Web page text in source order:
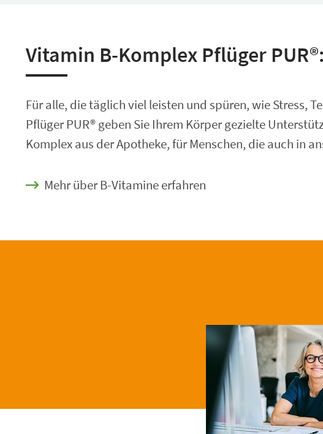
Vitamin B-Komplex Pflüger
Für alle, die täglich viel leisten und spüren, wie Stress,
Pflüger PUR® geben Sie Ihrem Körper gezielte
Komplex aus der Apotheke, für Menschen, die auch in
Mehr über B-Vitamine erfahren